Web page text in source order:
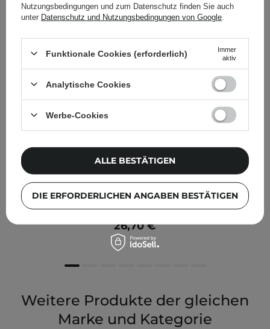
Medi-Peel - Bio Intense Glutathione White Toner -
Aufhellendes Gesichtswasser mit Glutathion - 180ml
26,70 €
Weitere Produkte der gleichen
Marke und Kategorie
Nutzungsbedingungen und zum Datenschutz finden Sie auch
unter Datenschutz und Nutzungsbedingungen von Google
Funktionale Cookies (erforderlich)
Immer
aktiv
Analytische Cookies
Werbe-Cookies
DIE ERFORDERLICHEN ANGABEN BESTÄTIGEN
ALLE BESTÄTIGEN